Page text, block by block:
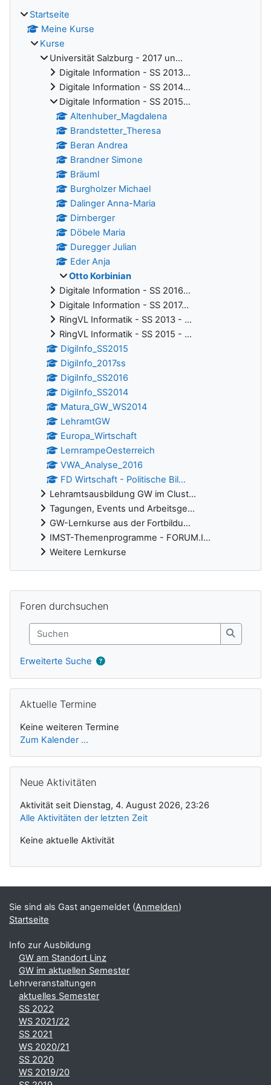
Startseite
Meine Kurse
Kurse
Universität Salzburg - 2017 un...
Digitale Information - SS 2013...
Digitale Information - SS 2014...
Digitale Information - SS 2015...
Altenhuber_Magdalena
Brandstetter_Theresa
Beran Andrea
Brandner Simone
Bräuml
Burgholzer Michael
Dalinger Anna-Maria
Dirnberger
Döbele Maria
Duregger Julian
Eder Anja
Otto Korbinian
Digitale Information - SS 2016...
Digitale Information - SS 2017...
RingVL Informatik - SS 2013 - ...
RingVL Informatik - SS 2015 - ...
DigiInfo_SS2015
DigiInfo_2017ss
DigiInfo_SS2016
DigiInfo_SS2014
Matura_GW_WS2014
LehramtGW
Europa_Wirtschaft
LernrampeOesterreich
VWA_Analyse_2016
FD Wirtschaft - Politische Bil...
Lehramtsausbildung GW im Clust...
Tagungen, Events und Arbeitsge...
GW-Lernkurse aus der Fortbildu...
IMST-Themenprogramme - FORUM.I...
Weitere Lernkurse
Ergänzungsblöcke
Foren durchsuchen
Suchen
Suchen
Erweiterte Suche
Aktuelle Termine
Keine weiteren Termine
Zum Kalender ...
Neue Aktivitäten
Aktivität seit Dienstag, 4. August 2026, 23:26
Alle Aktivitäten der letzten Zeit
Keine aktuelle Aktivität
Sie sind als Gast angemeldet (Anmelden)
Startseite
Info zur Ausbildung
GW am Standort Linz
GW im aktuellen Semester
Lehrveranstaltungen
aktuelles Semester
SS 2022
WS 2021/22
SS 2021
WS 2020/21
SS 2020
WS 2019/20